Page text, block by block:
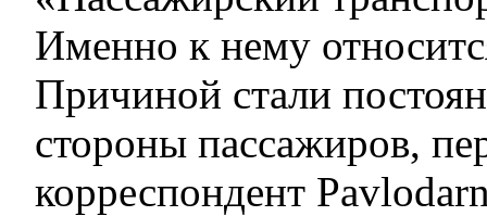
Именно к нему
Причиной стали
стороны пассажиров,
корреспондент